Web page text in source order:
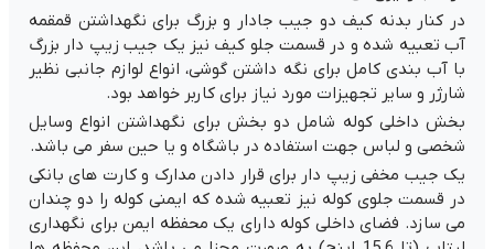
در کنار بدنه کیف دو جیب جادار و بزرگ برای نگهداشتن قمقمه
آب تعبیه شده و در قسمت جلو کیف نیز یک جیب زیپ دار بزرگ
با آب بندی کامل برای نگه داشتن گوشی، انواع لوازم جانبی نظیر
شارژر و سایر تجهیزات مورد نیاز برای کاربر خواهد بود.
بخش داخلی کوله شامل دو بخش برای نگهداشتن انواع وسایل
شخصی و لباس جهت استفاده در باشگاه و یا حین سفر می باشد.
یک جیب مخفی زیپ دار برای قرار دادن مدارک و کارت های بانکی
در قسمت جلوی کوله نیز تعبیه شده که ایمنی کوله را دو چندان
می سازد. فضای داخلی کوله دارای یک محفظه ایمن برای نگهداری